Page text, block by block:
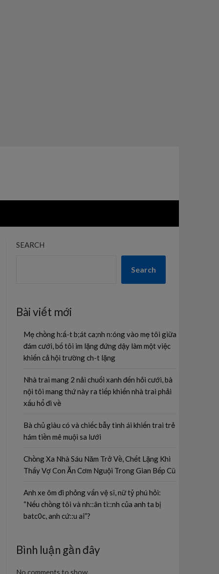
SEARCH
Search
Bài viết mới
Mẹ chồng h:ấ-t b;át ca;nh n:óng vào mẹ tôi giữa
đám cưới, bố tôi im lặng đứng dậy làm một việc
khiến cả hội trường ch-t lặng
Nhà trai mang 2 nải chuối xanh đến hỏi cưới, bà
nội tôi mang thứ này ra tiếp khiến nhà trai phải
xấu hổ đi về
Bà chủ giàu có và chiếc bẫy tình ái khiến trai trẻ
hám tiền mê muội sa lưới
Chồng Xa Nhà Sáu Năm Trở Về, Chết Lặng Khi
Thấy Vợ Con Ăn Cơm Nguội Trong Gian Bếp Cũ
Anh xe ôm đi phỏng vấn vệ sĩ, nữ tỷ phú hỏi:
“Nếu chồng tôi và nh::ân tì::nh của anh ta bị
batc0c, anh cứ::u ai”?
Bình luận gần đây
No comments to show.